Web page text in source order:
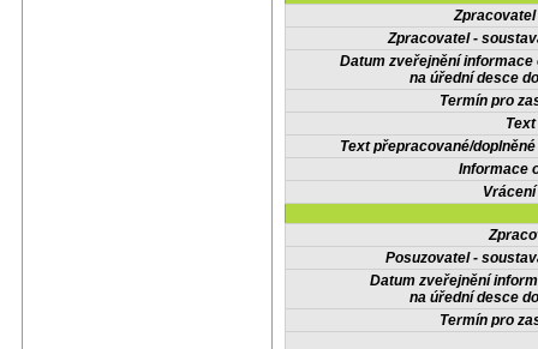
Zpracovatel -
Datum zveřejnění informace
na úřední desce
Termín pro
Text přepracované/
Informace
Posuzovatel -
Datum zveřejnění
na úřední desce
Termín pro